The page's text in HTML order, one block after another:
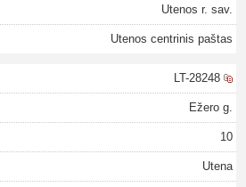
Utenos r. sav.
Utenos centrinis paštas
LT-28248
Ežero g.
10
Utena